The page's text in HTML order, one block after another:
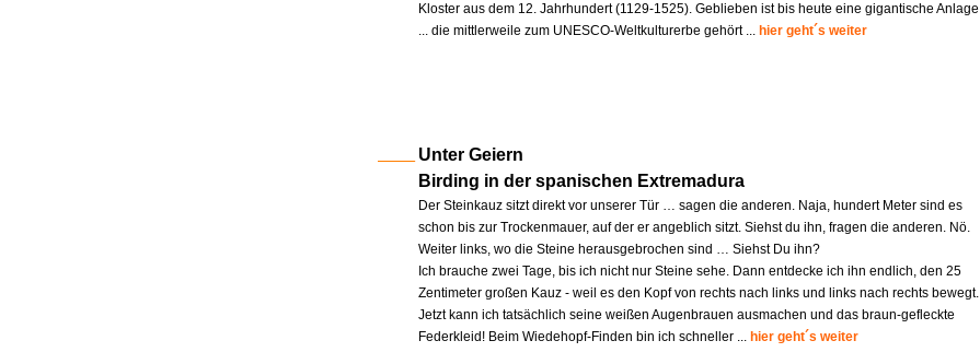
Kloster aus dem 12. Jahrhundert (1129-1525). Geblieben ist bis heute eine gigantische Anlage
... die mittlerweile zum UNESCO-Weltkulturerbe gehört ... hier geht´s weiter
Unter Geiern
Birding in der spanischen Extremadura
Der Steinkauz sitzt direkt vor unserer Tür … sagen die anderen. Naja, hundert Meter sind es
schon bis zur Trockenmauer, auf der er angeblich sitzt. Siehst du ihn, fragen die anderen. Nö.
Weiter links, wo die Steine herausgebrochen sind … Siehst Du ihn?
Ich brauche zwei Tage, bis ich nicht nur Steine sehe. Dann entdecke ich ihn endlich, den 25
Zentimeter großen Kauz - weil es den Kopf von rechts nach links und links nach rechts bewegt.
Jetzt kann ich tatsächlich seine weißen Augenbrauen ausmachen und das braun-gefleckte
Federkleid! Beim Wiedehopf-Finden bin ich schneller ... hier geht´s weiter